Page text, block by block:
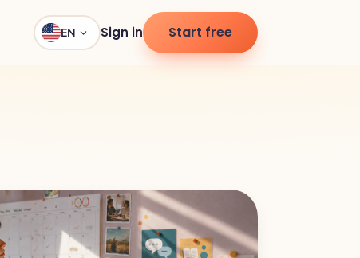
EN Sign in Start free